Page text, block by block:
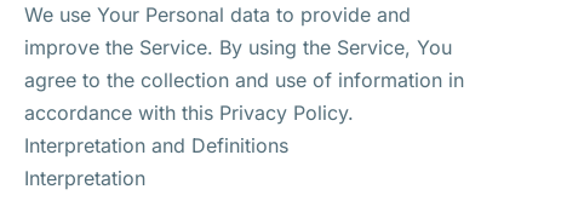
We use Your Personal data to provide and
improve the Service. By using the Service, You
agree to the collection and use of information in
accordance with this Privacy Policy.
Interpretation and Definitions
Interpretation